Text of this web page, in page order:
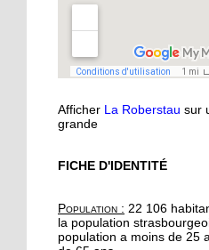
binettes", on
sans produits
Initier les seniors
cosmétiques
débarque à l'Escale
Afficher La Roberstau sur
grande
FICHE D'IDENTITÉ
Population : 22 106
la population
population a moins de 25